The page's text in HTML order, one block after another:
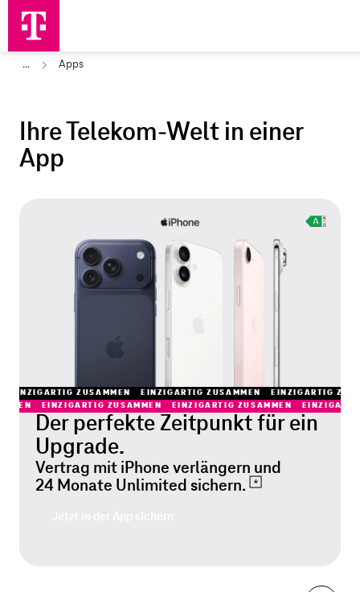
... Apps
Ihre Telekom‑Welt in einer
App
Der perfekte Zeitpunkt für ein
Upgrade.
Vertrag mit iPhone verlängern und
24 Monate Unlimited sichern.
EINZIGARTIG ZUSAMMEN EINZIGARTIG ZUSAMMEN
EINZIGARTIG
EINZIGARTIG ZUSAMMEN EINZIGARTIG ZUSAMMEN